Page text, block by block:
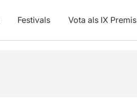
Festivals Vota als IX Premis